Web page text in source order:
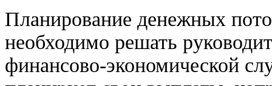
Планирование денежных
необходимо решать
финансово-экономической